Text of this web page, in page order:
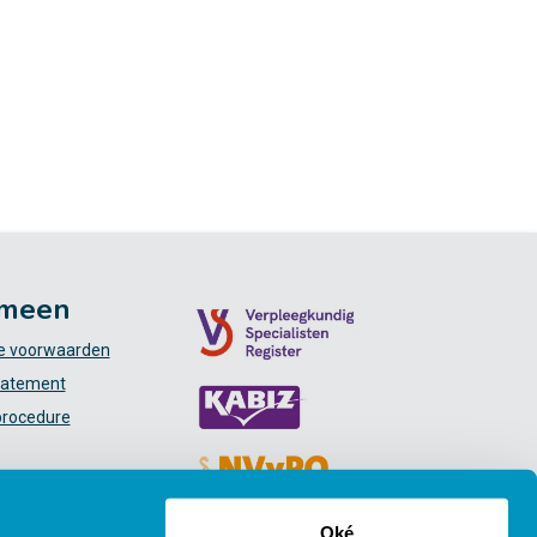
Oké
voorwaarden